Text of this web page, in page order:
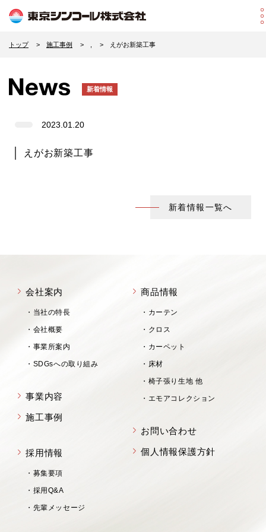
トップ 施工事例 えがお新築工事
新着情報
2023.01.20
えがお新築工事
新着情報一覧へ
会社案内
当社の特長
会社概要
事業所案内
SDGsへの取り組み
事業内容
施工事例
商品情報
カーテン
クロス
カーペット
床材
椅子張り生地 他
エモアコレクション
採用情報
募集要項
採用Q&A
先輩メッセージ
お問い合わせ
個人情報保護方針